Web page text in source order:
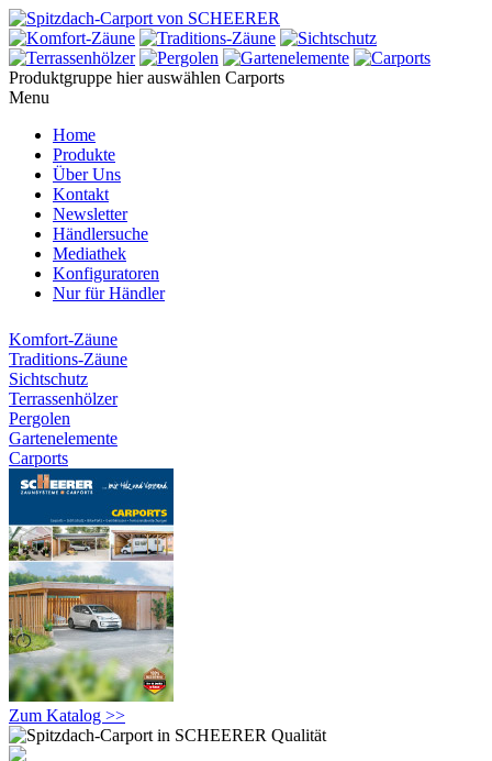
Produktgruppe hier auswählen Carports
Menu
Home
Produkte
Über Uns
Kontakt
Newsletter
Händlersuche
Mediathek
Konfiguratoren
Nur für Händler
Komfort-Zäune
Traditions-Zäune
Sichtschutz
Terrassenhölzer
Pergolen
Gartenelemente
Carports
Zum Katalog >>